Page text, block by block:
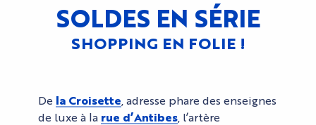
SOLDES EN SÉRIE
SHOPPING EN FOLIE !
De la Croisette , adresse phare des enseignes
de luxe à la rue d’Antibes , l’artère